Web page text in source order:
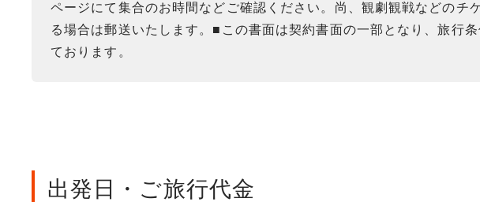
ページにて集合のお時間などご確認ください。尚、観劇観戦などのチ
る場合は郵送いたします。■この書面は契約書面の一部となり、旅行
ております。
出発日・ご旅行代金